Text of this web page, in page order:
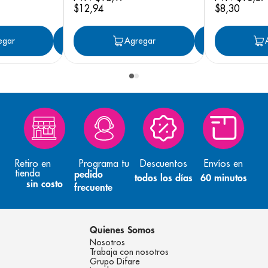
Agregar
$12,94
Agregar
$8,30
Retiro en
tienda
sin costo
Programa tu
pedido
frecuente
Descuentos
todos los días
Envíos en
60 minutos
Quienes Somos
Nosotros
Trabaja con nosotros
Grupo Difare